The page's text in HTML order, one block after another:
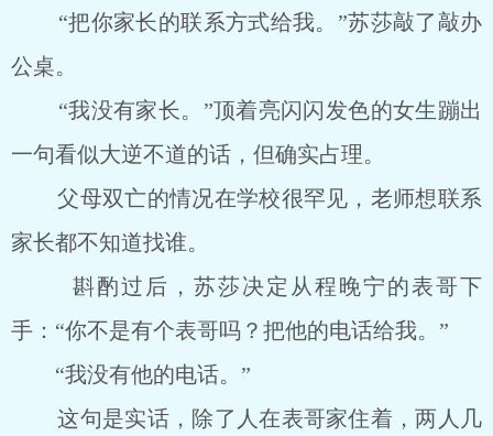
“把你家长的联系方式给我。”苏莎敲了敲办
公桌。
“我没有家长。”顶着亮闪闪发色的女生蹦出
一句看似大逆不道的话，但确实占理。
父母双亡的情况在学校很罕见，老师想联系
家长都不知道找谁。
斟酌过后，苏莎决定从程晚宁的表哥下
手：“你不是有个表哥吗？把他的电话给我。”
“我没有他的电话。”
这句是实话，除了人在表哥家住着，两人几